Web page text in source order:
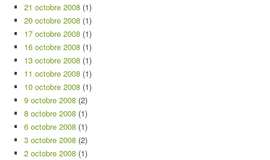
21 octobre 2008 (1)
20 octobre 2008 (1)
17 octobre 2008 (1)
16 octobre 2008 (1)
13 octobre 2008 (1)
11 octobre 2008 (1)
10 octobre 2008 (1)
9 octobre 2008 (2)
8 octobre 2008 (1)
6 octobre 2008 (1)
3 octobre 2008 (2)
2 octobre 2008 (1)